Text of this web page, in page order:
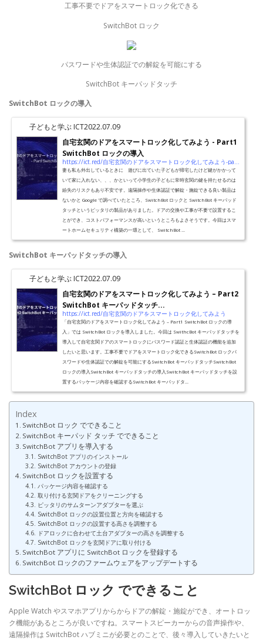
工事不要でドアをスマートロック化できる
SwitchBot ロック
パスワードや生体認証での解錠を可能にする
SwitchBot キーパッドタッチ
SwitchBot ロックの導入
子どもと学ぶ ICT2022.07.09
自宅玄関のドアをスマートロック化してみよう - Part1
SwitchBot ロックの導入
https://ict.red/自宅玄関のドアをスマートロック化してみよう-part1-sw
妻も私も外出しているときに 遊びに出ていた子どもが帰宅したけど鍵がかかって
いて家に入れない、、、かといって小学生の子どもに常時玄関の鍵を持たせるのは
紛失のリスクもあり不安です。遠隔操作や生体認証で解錠・施錠できる良い製品は
ないかと Google で調べていたところ、SwitchBot ロックと SwitchBot キーパッド
タッチというピッタリの製品がありました。ドアの交換や工事が不要で設置するこ
とができ、コストパフォーマンスが高いというところもよさそうです。今回はスマ
ートホームセキュリティ構築の一環として、 SwitchBot ...
SwitchBot キーパッドタッチの導入
子どもと学ぶ ICT2022.07.09
自宅玄関のドアをスマートロック化してみよう – Part2
SwitchBot キーパッドタッチ...
https://ict.red/自宅玄関のドアをスマートロック化してみよう
「自宅玄関のドアをスマートロック化してみよう – Part1 SwitchBot ロックの導
入」では SwitchBot ロックを導入しました。今回は SwithcBot キーパッドタッチを
導入して自宅玄関ドアのスマートロックにパスワード認証と生体認証の機能を追加
したいと思います。工事不要でドアをスマートロック化できるSwitchBot ロックパ
スワードや生体認証での解錠を可能にするSwitchBot キーパッドタッチSwitchBot
ロックの導入SwitchBot キーパッドタッチの導入SwitchBot キーパッドタッチを設
置するパッケージ内容を確認するSwitchBot キーパッドタ...
Index
SwitchBot ロック でできること
SwitchBot キーパッド タッチ でできること
SwitchBot アプリを導入する
SwitchBot アプリのインストール
SwitchBot アカウントの登録
SwitchBot ロックを設置する
パッケージ内容を確認する
取り付ける玄関ドアをクリーニングする
ピッタリのサムターンアダプターを選ぶ
SwitchBot ロックの設置位置と方向を確認する
SwitchBot ロックの設置する高さを調整する
ドアロックに合わせて土台アダプターの高さを調整する
SwitchBot ロックを玄関ドアに取り付ける
SwitchBot アプリに SwitchBot ロックを登録する
SwitchBot ロックのファームウェアをアップデートする
SwitchBot ロック でできること
Apple Watch やスマホアプリからからドアの解錠・施錠ができ、オートロッ
ク機能があるところが良いですね。スマートスピーカーからの音声操作や、
遠隔操作は SwitchBot ハブミニが必要とのことで、後々導入していきたいと